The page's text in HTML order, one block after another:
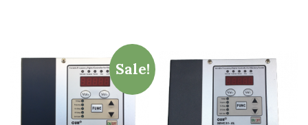
Sale!